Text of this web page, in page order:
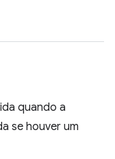
quando a
se houver um